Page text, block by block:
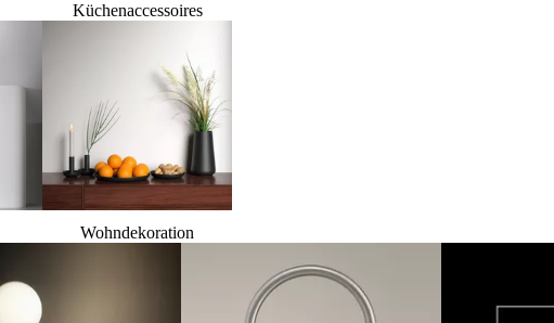
Küchenaccessoires
Wohndekoration